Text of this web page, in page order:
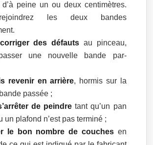
d’à peine un ou deux centimètres.
les deux bandes
des défauts au pinceau,
une nouvelle bande par-
revenir en arrière, hormis sur la
passée ;
de peindre tant qu’un pan
un plafond n’est pas terminé ;
le bon nombre de couchesen